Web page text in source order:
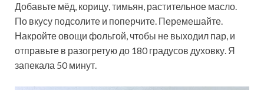
Добавьте мёд, корицу, тимьян, растительное масло.
По вкусу подсолите и поперчите. Перемешайте.
Накройте овощи фольгой, чтобы не выходил пар, и
отправьте в разогретую до 180 градусов духовку. Я
запекала 50 минут.